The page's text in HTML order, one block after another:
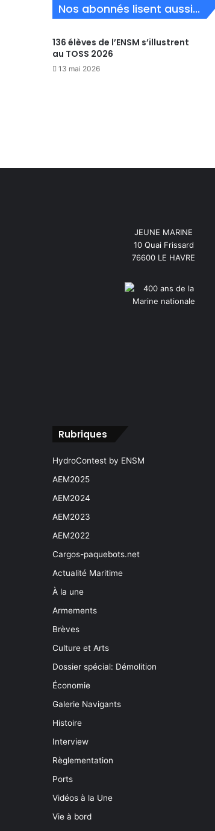
Nos abonnés lisent aussi...
136 élèves de l’ENSM s’illustrent
au TOSS 2026
13 mai 2026
JEUNE MARINE
10 Quai Frissard
76600 LE HAVRE
Rubriques
HydroContest by ENSM
AEM2025
AEM2024
AEM2023
AEM2022
Cargos-paquebots.net
Actualité Maritime
À la une
Armements
Brèves
Culture et Arts
Dossier spécial: Démolition
Économie
Galerie Navigants
Histoire
Interview
Règlementation
Ports
Vidéos à la Une
Vie à bord